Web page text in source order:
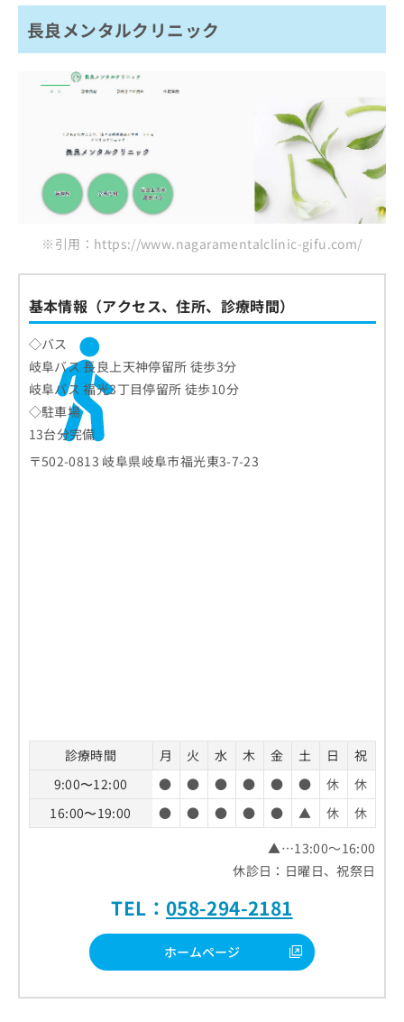
長良メンタルクリニック
※引用：https://www.nagaramentalclinic-gifu.com/
基本情報（アクセス、住所、診療時間）
◇バス
岐阜バス 長良上天神停留所 徒歩3分
岐阜バス 福光3丁目停留所 徒歩10分
◇駐車場
13台分完備
〒502-0813 岐阜県岐阜市福光東3-7-23
診療時間 月 火 水 木 金 土 日
祝
9:00〜12:00
● ● ● ● ● ● 休
休
16:00〜19:00
● ● ● ● ● ▲ 休
休
▲…13:00～16:00
休診日：日曜日、祝祭日
TEL： 058-294-2181
ホームページ